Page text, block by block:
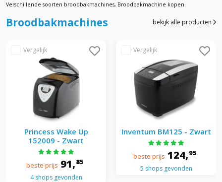
Verschillende soorten broodbakmachines, Broodbakmachine kopen.
Broodbakmachines bekijk alle producten
Princess Wake Up
152009 - Zwart
beste prijs 91,85
4 shops gevonden
Inventum BM125 - Zwart
beste prijs 124,95
5 shops gevonden